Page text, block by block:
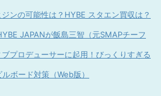
ンの可能性は？HYBE スタエン買収は？
JAPANが飯島三智（元SMAPチーフ
プロデューサーに起用！びっくりすぎる
ボード対策（Web版）